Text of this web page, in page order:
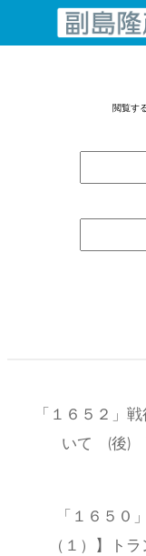
コンテンツへス
閲覧す
「１６５２」
いて (後)
「１６５０
（１）】ト